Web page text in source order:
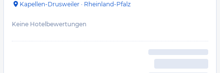
Kapellen-Drusweiler · Rheinland-Pfalz
Keine Hotelbewertungen